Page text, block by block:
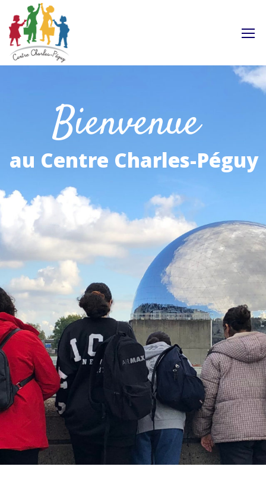
Bienvenue
au Centre Charles-Péguy